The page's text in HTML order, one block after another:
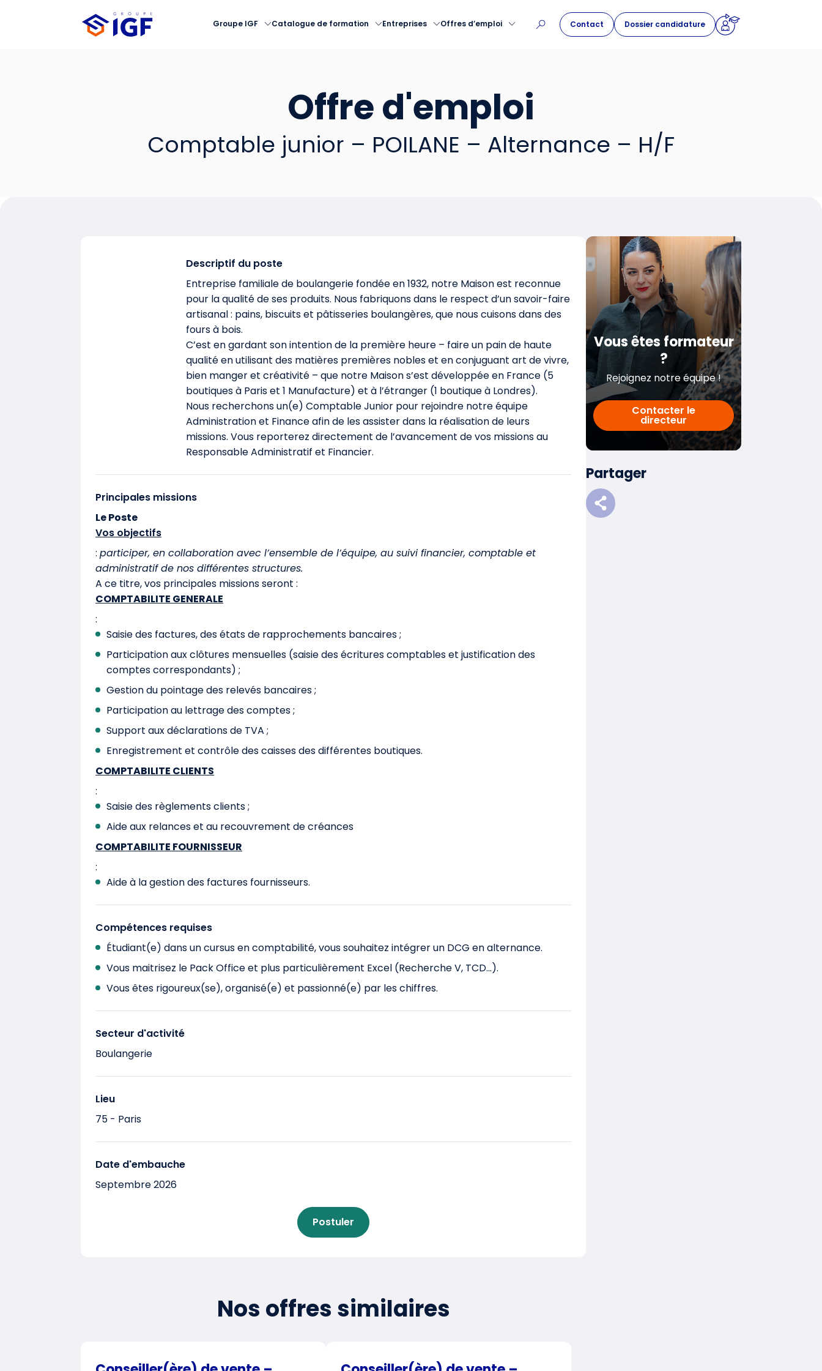
Groupe IGF Catalogue de formation Entreprises Offres d’emploi Contact Dossier candidature
Offre d'emploi
Comptable junior – POILANE – Alternance – H/F
Descriptif du poste
Entreprise familiale de boulangerie fondée en 1932, notre Maison est reconnue
pour la qualité de ses produits. Nous fabriquons dans le respect d’un savoir-faire
artisanal : pains, biscuits et pâtisseries boulangères, que nous cuisons dans des
fours à bois.
C’est en gardant son intention de la première heure – faire un pain de haute
qualité en utilisant des matières premières nobles et en conjuguant art de vivre,
bien manger et créativité – que notre Maison s’est développée en France (5
boutiques à Paris et 1 Manufacture) et à l’étranger (1 boutique à Londres).
Nous recherchons un(e) Comptable Junior pour rejoindre notre équipe
Administration et Finance afin de les assister dans la réalisation de leurs
missions. Vous reporterez directement de l’avancement de vos missions au
Responsable Administratif et Financier.
Principales missions
Le Poste
Vos objectifs
: participer, en collaboration avec l’ensemble de l’équipe, au suivi financier, comptable et
administratif de nos différentes structures.
A ce titre, vos principales missions seront :
COMPTABILITE GENERALE
:
Saisie des factures, des états de rapprochements bancaires ;
Participation aux clôtures mensuelles (saisie des écritures comptables et justification des
comptes correspondants) ;
Gestion du pointage des relevés bancaires ;
Participation au lettrage des comptes ;
Support aux déclarations de TVA ;
Enregistrement et contrôle des caisses des différentes boutiques.
COMPTABILITE CLIENTS
:
Saisie des règlements clients ;
Aide aux relances et au recouvrement de créances
COMPTABILITE FOURNISSEUR
:
Aide à la gestion des factures fournisseurs.
Compétences requises
Étudiant(e) dans un cursus en comptabilité, vous souhaitez intégrer un DCG en alternance.
Vous maitrisez le Pack Office et plus particulièrement Excel (Recherche V, TCD…).
Vous êtes rigoureux(se), organisé(e) et passionné(e) par les chiffres.
Secteur d'activité
Boulangerie
Lieu
75 - Paris
Date d'embauche
Septembre 2026
Postuler
Nos offres similaires
Vous êtes formateur
?
Rejoignez notre équipe !
Contacter le
directeur
Partager